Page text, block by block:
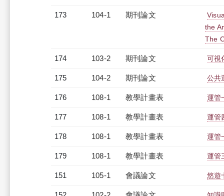
173 104-1 期刊論文
the
The
174 103-2 期刊論文 可視
175 104-2 期刊論文 公共
176 108-1 教學計畫表 運管
177 108-1 教學計畫表 運管
178 108-1 教學計畫表 運管
179 108-1 教學計畫表 運管
151 105-1 會議論文 悠遊